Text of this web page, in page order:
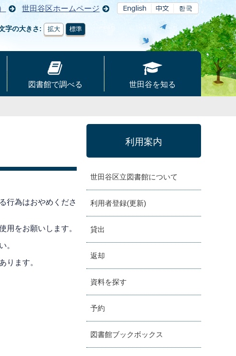
世田谷区ホームページ
字の大きさ 拡大 標準
図書館で調べる 世田谷を知る
行為はおやめくださ
用をお願いします。
。
ります。
利用案内
世田谷区立図書館について
利用者登録(更新)
貸出
返却
資料を探す
予約
図書館ブックボックス